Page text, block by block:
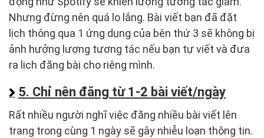
Nhưng đừng nên quá lo lắng. Bài viết bạn đã đặt
lịch thông qua 1 ứng dụng của bên thứ 3 sẽ không bị
ảnh hưởng lượng tương tác nếu bạn tự viết và đưa
ra lịch đăng bài cho riêng mình.
5. Chỉ nên đăng từ 1-2 bài viết/ngày
Rất nhiều người nghĩ việc đăng nhiều bài viết lên
trang trong cùng 1 ngày sẽ gây nhiễu loạn thông tin.